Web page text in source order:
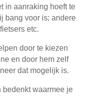
in aanraking hoeft te
bang voor is; andere
etc.
door te kiezen
en door hem zelf
dat mogelijk is.
bedenkt waarmee je